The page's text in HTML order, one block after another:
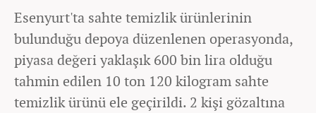
Esenyurt'ta sahte temizlik ürünlerinin
bulunduğu depoya düzenlenen operasyonda,
piyasa değeri yaklaşık 600 bin lira olduğu
tahmin edilen 10 ton 120 kilogram sahte
temizlik ürünü ele geçirildi. 2 kişi gözaltına